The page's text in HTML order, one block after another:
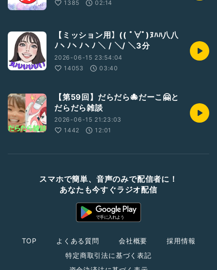
1385
02:14
【ミッション用】(( ﾟ∀ﾟ)ﾇﾊﾊ八八
ﾉヽﾉヽﾉヽﾉ ＼ / ＼/ ＼3分
2026-06-15 23:54:04
14053
03:40
【第59回】だらだら🐙だーこ🤗と
だらだら雑談
2026-06-15 21:23:03
1442
12:01
スマホで簡単、音声のみで配信者に！
あなたも今すぐラジオ配信
TOP よくある質問 会社概要
採用情報
特定商取引法に基づく表記